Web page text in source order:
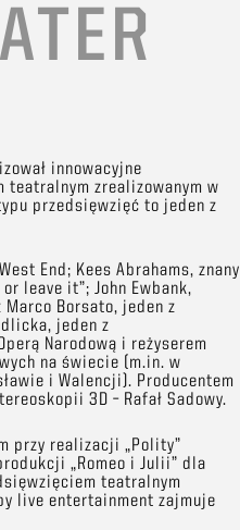
innowacyjne
teatralnym zrealizowanym w
przedsięwzięć to jeden z
End; Kees Abrahams, znany
leave it”; John Ewbank,
Marco Borsato, jeden z
jeden z
Narodową i reżyserem
na świecie (m.in. w
i Walencji). Producentem
3D – Rafał Sadowy.
przy realizacji „Polity”
„Romeo i Julii” dla
teatralnym
live entertainment zajmuje